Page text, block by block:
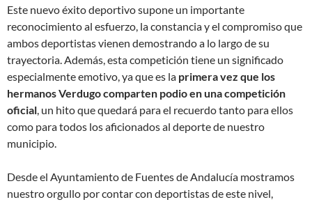
Este nuevo éxito deportivo supone un importante
reconocimiento al esfuerzo, la constancia y el compromiso que
ambos deportistas vienen demostrando a lo largo de su
trayectoria. Además, esta competición tiene un significado
especialmente emotivo, ya que es la primera vez que los
hermanos Verdugo comparten podio en una competición
oficial, un hito que quedará para el recuerdo tanto para ellos
como para todos los aficionados al deporte de nuestro
municipio.
Desde el Ayuntamiento de Fuentes de Andalucía mostramos
nuestro orgullo por contar con deportistas de este nivel,